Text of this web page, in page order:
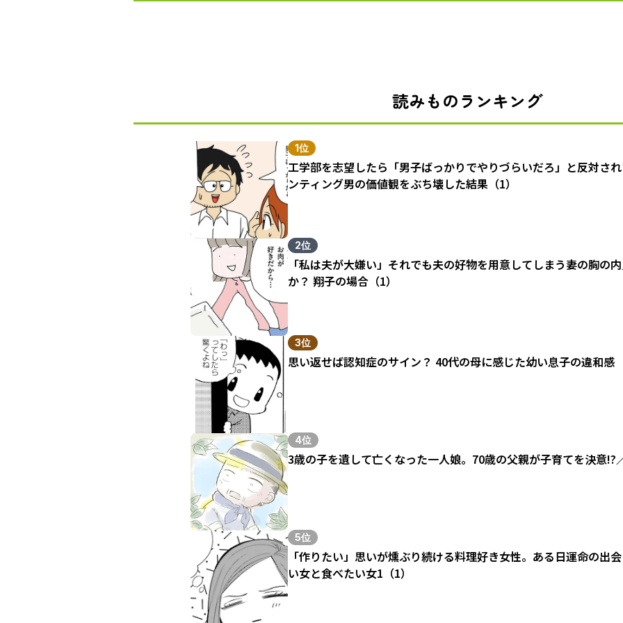
読みものランキング
1位
工学部を志望したら「男子ばっかりでやりづらいだろ」と反対さ
ンティング男の価値観をぶち壊した結果（1）
2位
「私は夫が大嫌い」それでも夫の好物を用意してしまう妻の胸の
か？ 翔子の場合（1）
3位
思い返せば認知症のサイン？ 40代の母に感じた幼い息子の違和感
4位
3歳の子を遺して亡くなった一人娘。70歳の父親が子育てを決意!?
5位
「作りたい」思いが燻ぶり続ける料理好き女性。ある日運命の出
い女と食べたい女1（1）